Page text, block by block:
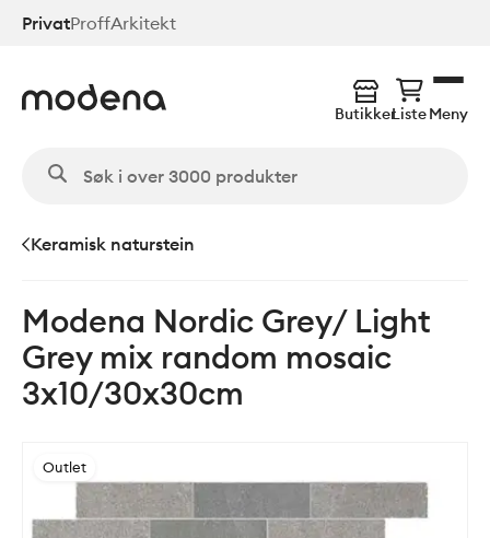
Hopp
PrivatProffArkitekt
ButikkerListeMeny
Keramisk naturstein
Modena Nordic Grey/ Light
Grey mix random mosaic
3x10/30x30cm
Outlet